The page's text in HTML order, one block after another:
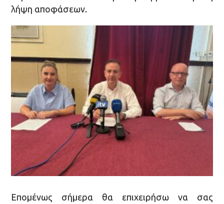
λήψη αποφάσεων.
Επομένως σήμερα θα επιχειρήσω να σας